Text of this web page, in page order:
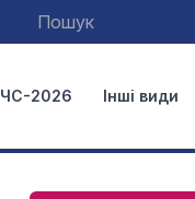
ЧС-2026 Інші види